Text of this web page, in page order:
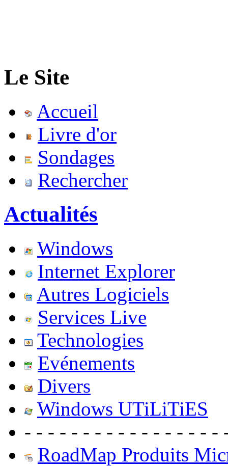
Le Site
Accueil
Livre d'or
Sondages
Rechercher
Actualités
Windows
Internet Explorer
Autres Logiciels
Services Live
Technologies
Evénements
Divers
Windows UTiLiTiES
- - - - - - - - - - - - - - - - -
RoadMap Produits